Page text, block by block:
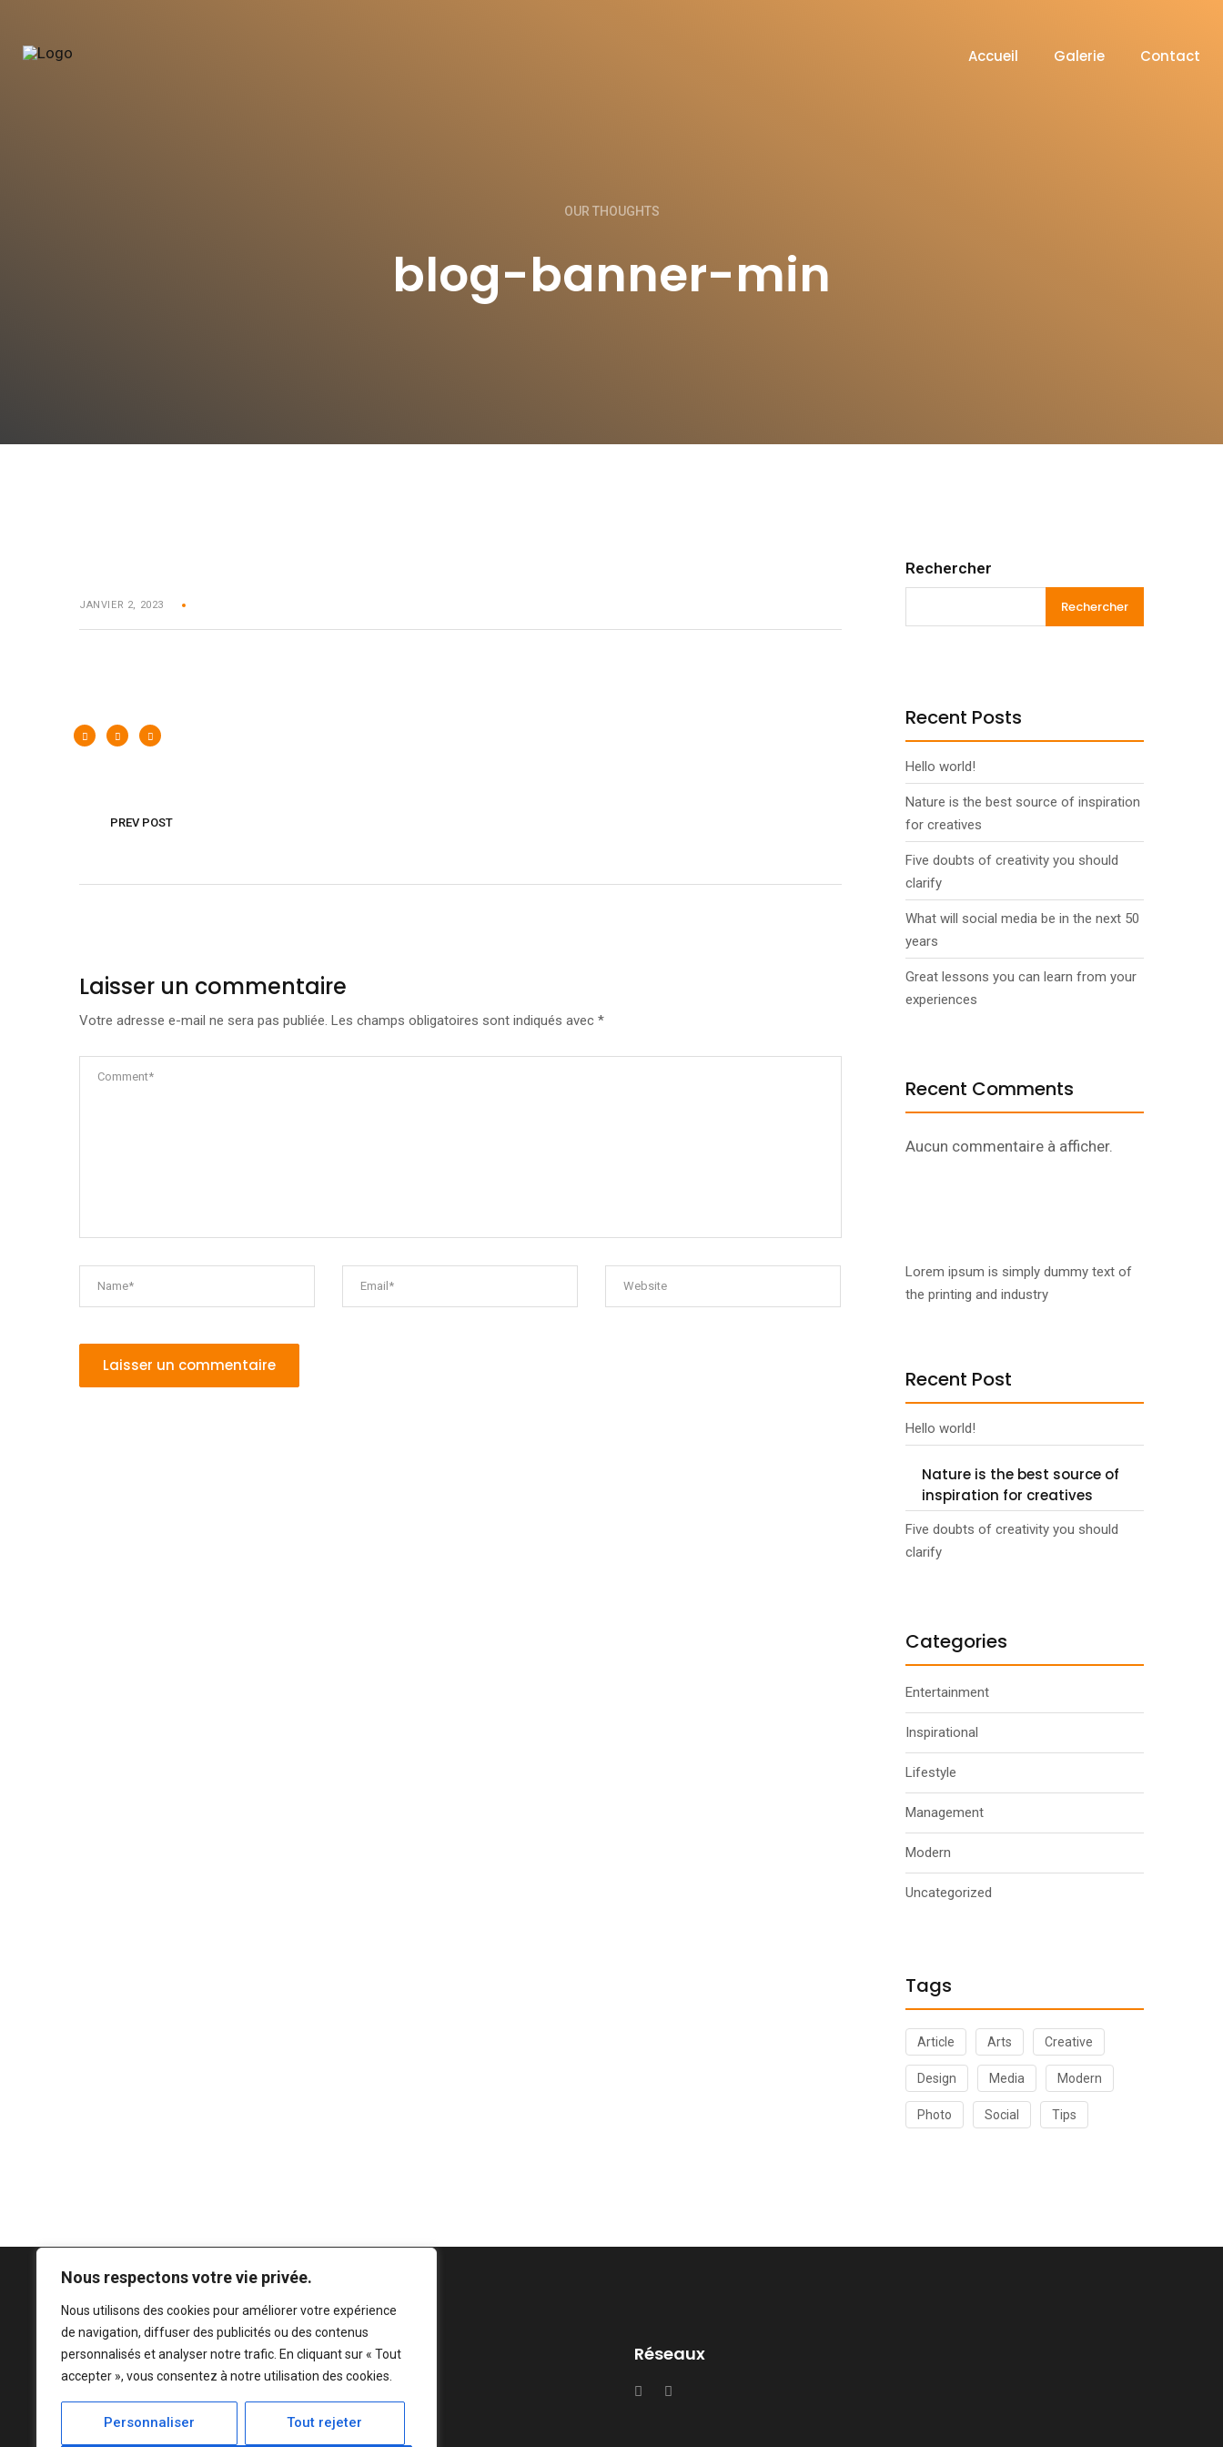
Nous respectons votre vie privée.
Nous utilisons des cookies pour améliorer votre expérience
de navigation, diffuser des publicités ou des contenus
personnalisés et analyser notre trafic. En cliquant sur « Tout
accepter », vous consentez à notre utilisation des cookies.
Personnaliser Tout rejeter
Accueil Galerie Contact
OUR THOUGHTS
blog-banner-min
JANVIER 2, 2023
PREV POST
Laisser un commentaire
Votre adresse e-mail ne sera pas publiée. Les champs obligatoires sont indiqués avec *
Rechercher
Rechercher
Recent Posts
Hello world!
Nature is the best source of inspiration
for creatives
Five doubts of creativity you should
clarify
What will social media be in the next 50
years
Great lessons you can learn from your
experiences
Recent Comments
Aucun commentaire à afficher.
Lorem ipsum is simply dummy text of
the printing and industry
Recent Post
Hello world!
Nature is the best source of
inspiration for creatives
Five doubts of creativity you should
clarify
Categories
Entertainment
Inspirational
Lifestyle
Management
Modern
Uncategorized
Tags
Article Arts Creative
Design Media Modern
Photo Social Tips
Réseaux